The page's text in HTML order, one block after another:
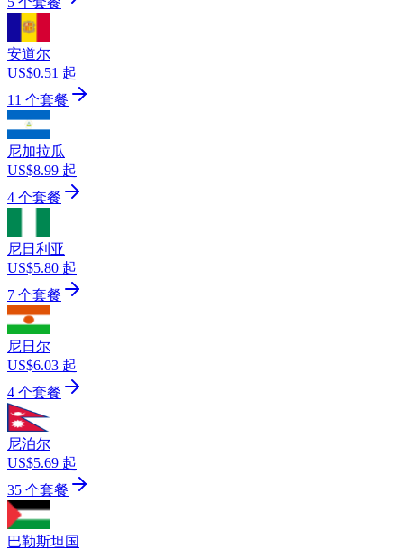
安道尔
US$0.51 起
11 个套餐
尼加拉瓜
US$8.99 起
4 个套餐
尼日利亚
US$5.80 起
7 个套餐
尼日尔
US$6.03 起
4 个套餐
尼泊尔
US$5.69 起
35 个套餐
巴勒斯坦国